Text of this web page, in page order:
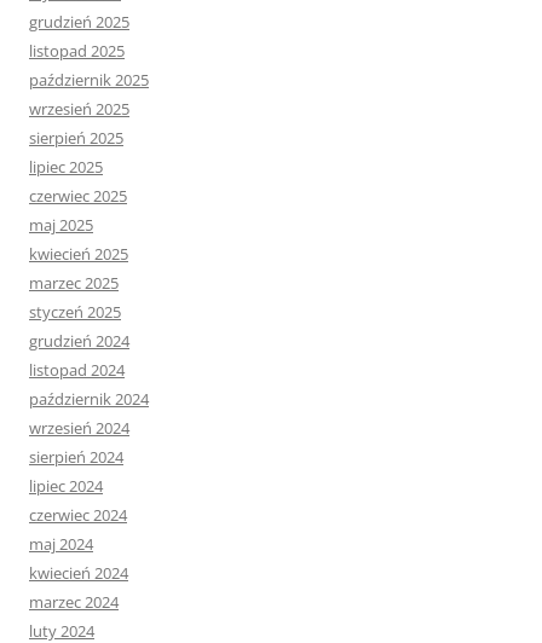
grudzień 2025
listopad 2025
październik 2025
wrzesień 2025
sierpień 2025
lipiec 2025
czerwiec 2025
maj 2025
kwiecień 2025
marzec 2025
styczeń 2025
grudzień 2024
listopad 2024
październik 2024
wrzesień 2024
sierpień 2024
lipiec 2024
czerwiec 2024
maj 2024
kwiecień 2024
marzec 2024
luty 2024